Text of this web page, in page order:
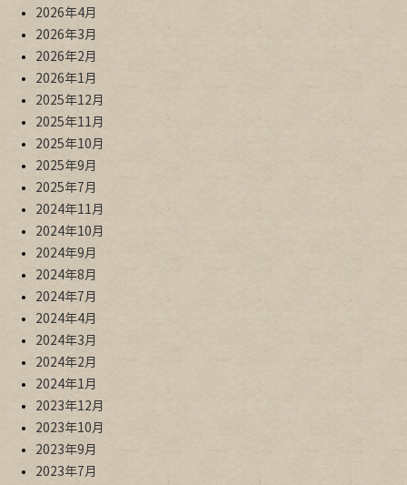
2026年4月
2026年3月
2026年2月
2026年1月
2025年12月
2025年11月
2025年10月
2025年9月
2025年7月
2024年11月
2024年10月
2024年9月
2024年8月
2024年7月
2024年4月
2024年3月
2024年2月
2024年1月
2023年12月
2023年10月
2023年9月
2023年7月